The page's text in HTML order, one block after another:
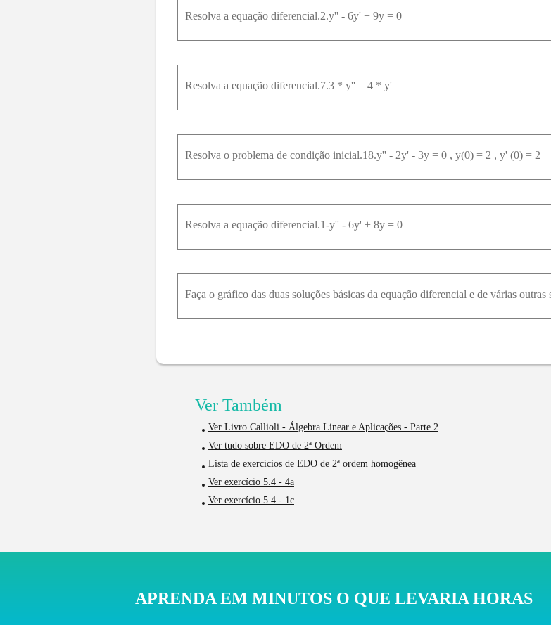
Resolva a equação diferencial.2.y'' - 6y' + 9y = 0
Resolva a equação diferencial.7.3 * y'' = 4 * y'
Resolva o problema de condição inicial.18.y'' - 2y' - 3y = 0 , y(0) = 2 , y' (0) = 2
Resolva a equação diferencial.1-y'' - 6y' + 8y = 0
Ver Também
Ver Livro Callioli - Álgebra Linear e Aplicações - Parte 2
Ver tudo sobre EDO de 2ª Ordem
Lista de exercícios de EDO de 2ª ordem homogênea
Ver exercício 5.4 - 4a
Ver exercício 5.4 - 1c
APRENDA EM MINUTOS O QUE LEVARIA HORAS